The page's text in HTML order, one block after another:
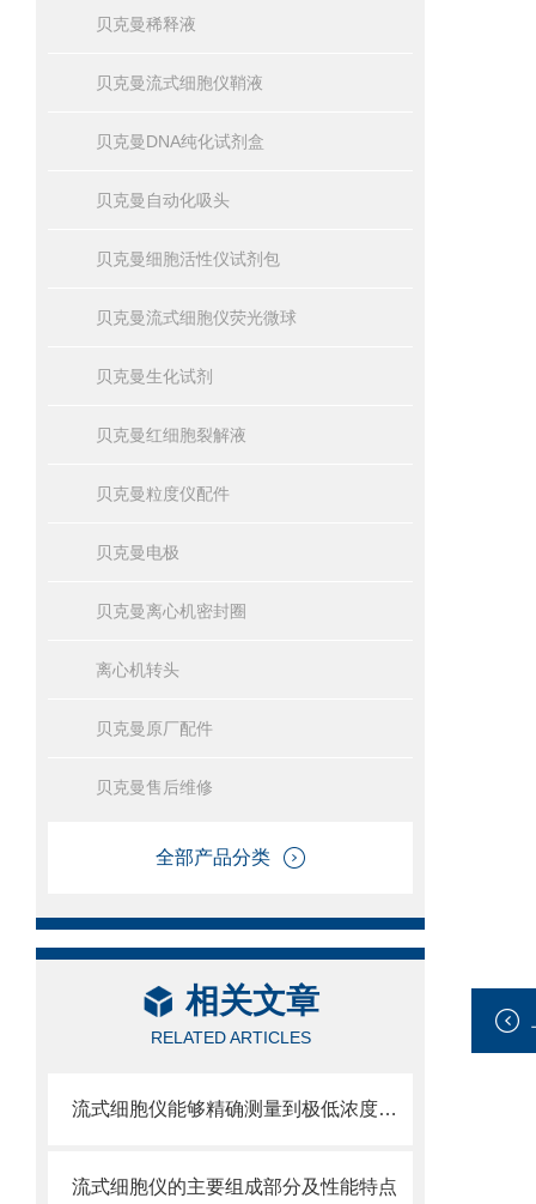
贝克曼稀释液
贝克曼流式细胞仪鞘液
贝克曼DNA纯化试剂盒
贝克曼自动化吸头
贝克曼细胞活性仪试剂包
贝克曼流式细胞仪荧光微球
贝克曼生化试剂
贝克曼红细胞裂解液
贝克曼粒度仪配件
贝克曼电极
贝克曼离心机密封圈
离心机转头
贝克曼原厂配件
贝克曼售后维修
全部产品分类
相关文章
RELATED ARTICLES
流式细胞仪能够精确测量到极低浓度的标记物
流式细胞仪的主要组成部分及性能特点